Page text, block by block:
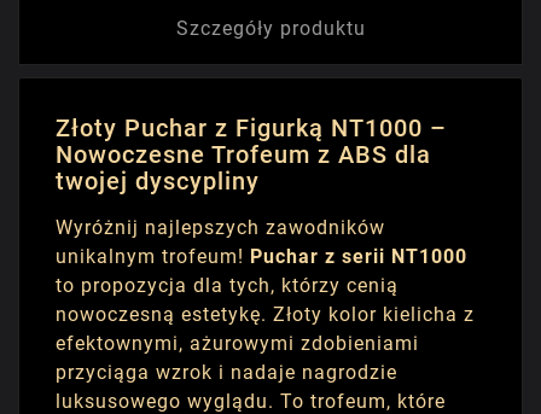
Szczegóły produktu
Złoty Puchar z Figurką NT1000 –
Nowoczesne Trofeum z ABS dla
twojej dyscypliny
Wyróżnij najlepszych zawodników
unikalnym trofeum! Puchar z serii NT1000
to propozycja dla tych, którzy cenią
nowoczesną estetykę. Złoty kolor kielicha z
efektownymi, ażurowymi zdobieniami
przyciąga wzrok i nadaje nagrodzie
luksusowego wyglądu. To trofeum, które